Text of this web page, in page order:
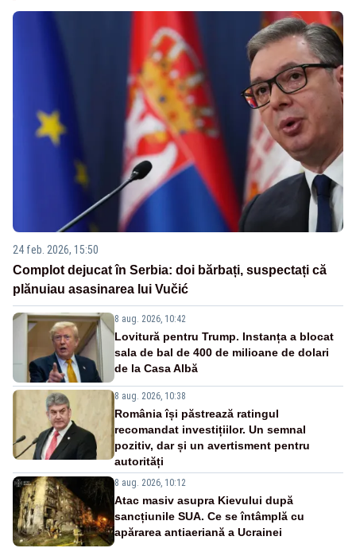
24 feb. 2026, 15:50
Complot dejucat în Serbia: doi bărbați, suspectați că
plănuiau asasinarea lui Vučić
8 aug. 2026, 10:42
Lovitură pentru Trump. Instanța a blocat
sala de bal de 400 de milioane de dolari
de la Casa Albă
8 aug. 2026, 10:38
România își păstrează ratingul
recomandat investițiilor. Un semnal
pozitiv, dar și un avertisment pentru
autorități
8 aug. 2026, 10:12
Atac masiv asupra Kievului după
sancțiunile SUA. Ce se întâmplă cu
apărarea antiaeriană a Ucrainei